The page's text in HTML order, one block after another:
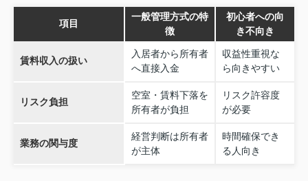
項目
一般管理方式の特
徴
初心者への向
き不向き
賃料収入の扱い
入居者から所有者
へ直接入金
収益性重視な
ら向きやすい
リスク負担
空室・賃料下落を
所有者が負担
リスク許容度
が必要
業務の関与度
経営判断は所有者
が主体
時間確保でき
る人向き